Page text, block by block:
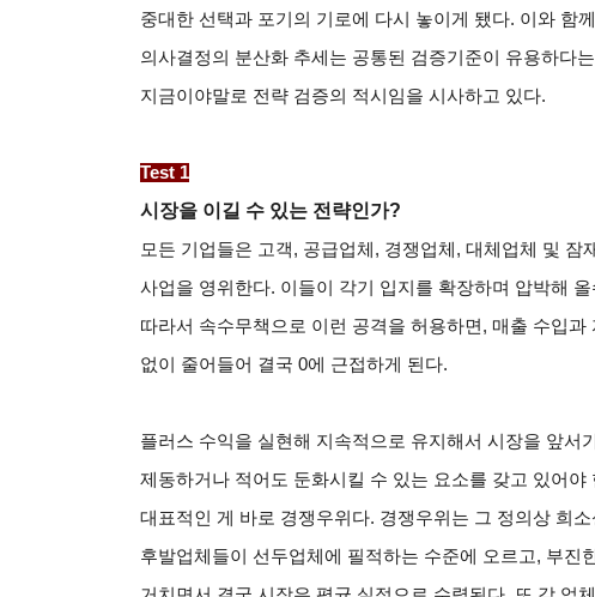
중대한 선택과 포기의 기로에 다시 놓이게 됐다. 이와 함
의사결정의 분산화 추세는 공통된 검증기준이 유용하다
지금이야말로 전략 검증의 적시임을 시사하고 있다.
Test 1
시장을 이길 수 있는 전략인가?
모든 기업들은 고객, 공급업체, 경쟁업체, 대체업체 및 잠
사업을 영위한다. 이들이 각기 입지를 확장하며 압박해
따라서 속수무책으로 이런 공격을 허용하면, 매출 수입
없이 줄어들어 결국 0에 근접하게 된다.
플러스 수익을 실현해 지속적으로 유지해서 시장을 앞서
제동하거나 적어도 둔화시킬 수 있는 요소를 갖고 있어
대표적인 게 바로 경쟁우위다. 경쟁우위는 그 정의상 희
후발업체들이 선두업체에 필적하는 수준에 오르고, 부진